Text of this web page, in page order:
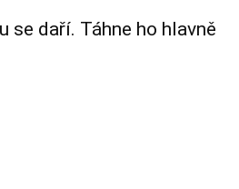
se daří. Táhne ho hlavně